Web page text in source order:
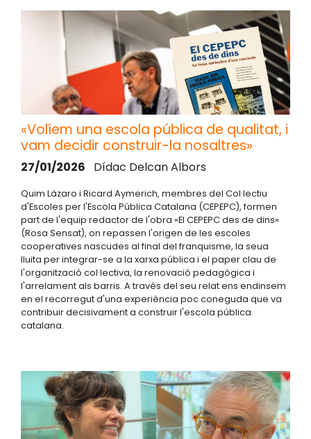
«Volíem una escola pública de qualitat, i
vam decidir construir-la nosaltres»
27/01/2026 Dídac Delcan Albors
Quim Làzaro i Ricard Aymerich, membres del Col·lectiu
d'Escoles per l'Escola Pública Catalana (CEPEPC), formen
part de l'equip redactor de l'obra «El CEPEPC des de dins»
(Rosa Sensat), on repassen l'origen de les escoles
cooperatives nascudes al final del franquisme, la seua
lluita per integrar-se a la xarxa pública i el paper clau de
l'organització col·lectiva, la renovació pedagògica i
l'arrelament als barris. A través del seu relat ens endinsem
en el recorregut d'una experiència poc coneguda que va
contribuir decisivament a construir l'escola pública
catalana.